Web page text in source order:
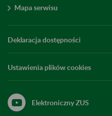
Mapa serwisu
Deklaracja dostępności
Ustawienia plików cookies
Elektroniczny ZUS